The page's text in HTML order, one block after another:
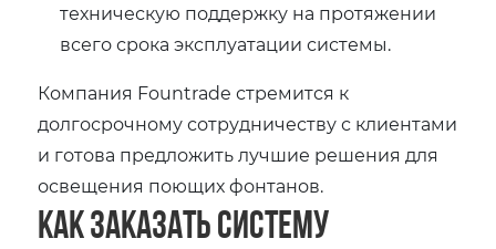
техническую поддержку на протяжении
всего срока эксплуатации системы.
Компания Fountrade стремится к
долгосрочному сотрудничеству с клиентами
и готова предложить лучшие решения для
освещения поющих фонтанов.
Как заказать систему